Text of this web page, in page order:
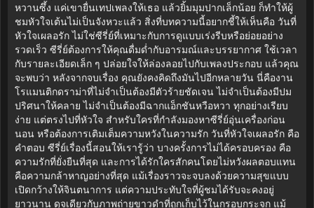
หวานซึ้ง แค่เขายื่นเทปเพลงให้เธอ แล้วยิ้มมุมปากเล็กน้อย ก็ทำให้ผู้
ชมหัวใจเต้นไม่เป็นจังหวะแล้ว สิ่งที่บทความนี้อยากชี้ให้เห็นคือ วันที่
หัวใจเผลอรัก ไม่ใช่ซีรี่ย์ที่เหมาะกับการดูแบบเร่งรีบหรือย่อยอย่าง
รวดเร็ว ซีรี่ย์ต้องการให้คุณดื่มด่ำกับอารมณ์และบรรยากาศ ใช้เวลา
กับรายละเอียดเล็ก ๆ ปล่อยใจให้ล่องลอยไปกับเพลงประกอบ แล้วคุณ
จะพบว่า หลังจากจบเรื่อง คุณยังคงคิดถึงมันไปอีกหลายวัน นี่คืองาน
โรแมนติกดราม่าที่ไม่จำเป็นต้องมีตัวร้ายชัดเจน ไม่จำเป็นต้องมีปม
ปริศนาให้คลาย ไม่จำเป็นต้องมีฉากแอ็กชันหวือหวา ทุกอย่างเรียบ
ง่าย แต่ตรงไปที่หัวใจ สำหรับใครที่กำลังมองหาซีรี่ย์อุ่นเครื่องก่อน
นอน หรือต้องการเติมเต็มความหวังในความรัก วันที่หัวใจเผลอรัก คือ
คำตอบ ซีรี่ย์เรื่องนี้สอนให้เรารู้ว่า บางครั้งการไม่ได้ครอบครอง คือ
ความรักที่ยั่งยืนที่สุด และการได้รักใครสักคนโดยไม่หวังผลตอบแทน
คือความกล้าหาญอย่างที่สุด แม้เรื่องราวจะจบลงด้วยความสุขแบบ
เปิดกว้างให้จินตนาการ แต่ความประทับใจที่ผู้ชมได้รับจะคงอยู่
ยาวนาน ดุจเดียวกับภาพถ่ายขาวดำที่ถูกเก็บไว้ในกรอบกระจก แม้